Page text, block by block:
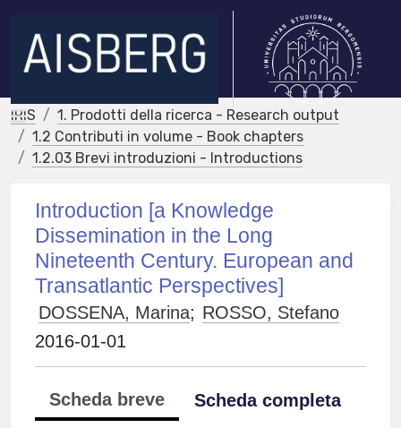
IRIS
1. Prodotti della ricerca - Research output
1.2 Contributi in volume - Book chapters
1.2.03 Brevi introduzioni - Introductions
Introduction [a Knowledge
Dissemination in the Long
Nineteenth Century. European and
Transatlantic Perspectives]
DOSSENA, Marina; ROSSO, Stefano
2016-01-01
Scheda breve
Scheda completa